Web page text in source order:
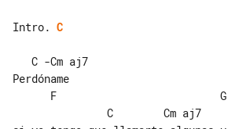
Intro. C
Perdóname